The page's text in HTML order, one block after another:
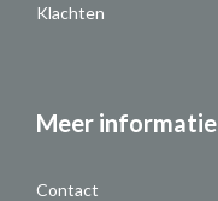
Klachten
Meer informatie
Contact